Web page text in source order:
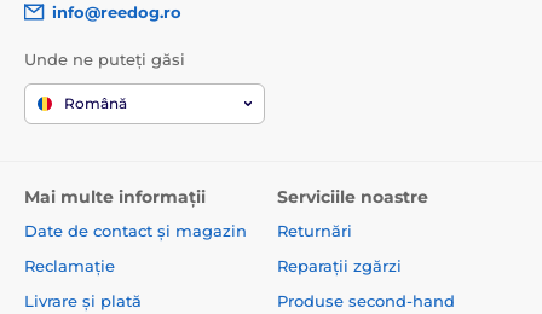
info@reedog.ro
Unde ne puteți găsi
Română
Mai multe informații
Date de contact și magazin
Reclamație
Livrare și plată
Serviciile noastre
Returnări
Reparații zgărzi
Produse second-hand